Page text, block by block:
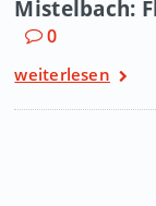
Mistelbach:
0
weiterlesen